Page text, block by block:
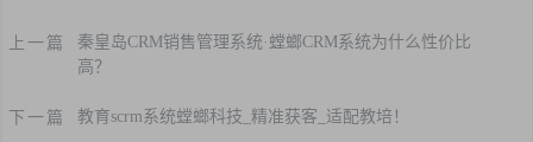
上一篇
秦皇岛CRM销售管理系统·螳螂CRM系统为什么性价比
高？
下一篇 教育scrm系统螳螂科技_精准获客_适配教培！